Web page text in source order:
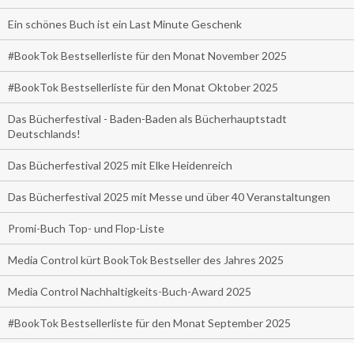
Ein schönes Buch ist ein Last Minute Geschenk
#BookTok Bestsellerliste für den Monat November 2025
#BookTok Bestsellerliste für den Monat Oktober 2025
Das Bücherfestival - Baden-Baden als Bücherhauptstadt
Deutschlands!
Das Bücherfestival 2025 mit Elke Heidenreich
Das Bücherfestival 2025 mit Messe und über 40 Veranstaltungen
Promi-Buch Top- und Flop-Liste
Media Control kürt BookTok Bestseller des Jahres 2025
Media Control Nachhaltigkeits-Buch-Award 2025
#BookTok Bestsellerliste für den Monat September 2025